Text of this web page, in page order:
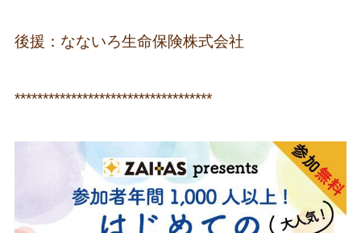
後援：なないろ生命保険株式会社
***********************************